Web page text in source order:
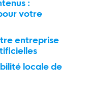
:
votre
entreprise
locale de